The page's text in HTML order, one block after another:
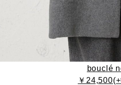
bouclé
￥